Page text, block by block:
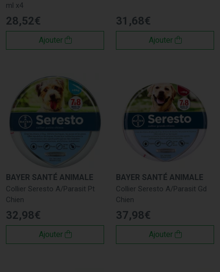
ml x4
28,52€
Ajouter
31 ,68€
Ajouter
BAYER SANTÉ ANIMALE
Collier Seresto A/Parasit Pt
Chien
32,98€
Ajouter
BAYER SANTÉ ANIMALE
Collier Seresto A/Parasit Gd
Chien
37,98€
Ajouter